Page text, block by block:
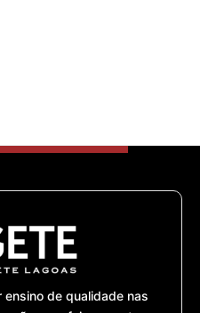
ensino de qualidade nas